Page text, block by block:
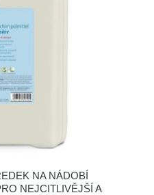
NA NÁDOBÍ
NEJCITLIVĚJŠÍ A